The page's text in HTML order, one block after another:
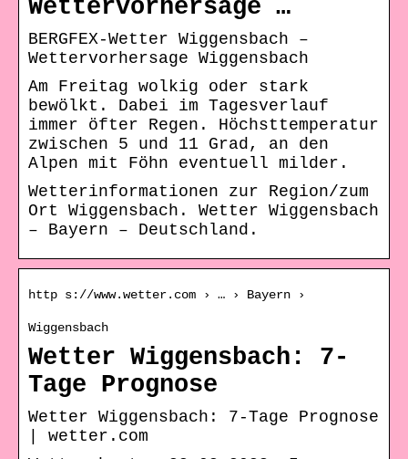
Wettervorhersage …
BERGFEX-Wetter Wiggensbach –
Wettervorhersage Wiggensbach
Am Freitag wolkig oder stark
bewölkt. Dabei im Tagesverlauf
immer öfter Regen. Höchsttemperatur
zwischen 5 und 11 Grad, an den
Alpen mit Föhn eventuell milder.
Wetterinformationen zur Region/zum
Ort Wiggensbach. Wetter Wiggensbach
– Bayern – Deutschland.
http s://www.wetter.com › … › Bayern ›
Wiggensbach
Wetter Wiggensbach: 7-
Tage Prognose
Wetter Wiggensbach: 7-Tage Prognose
| wetter.com